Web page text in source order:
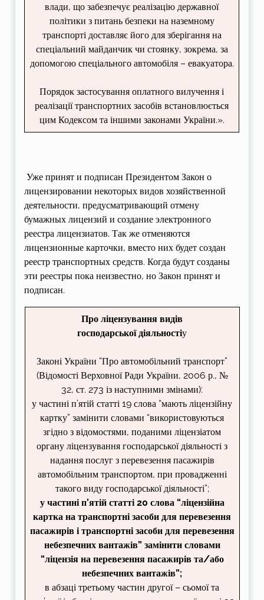
влади, що забезпечує реалізацію державної
політики з питань безпеки на наземному
транспорті доставляє його для зберігання на
спеціальний майданчик чи стоянку, зокрема, за
допомогою спеціального автомобіля – евакуатора.
Порядок застосування оплатного вилучення і
реалізації транспортних засобів встановлюється
цим Кодексом та іншими законами України.».
Уже принят и подписан Президентом Закон о
лицензировании некоторых видов хозяйственной
деятельности, предусматривающий отмену
бумажных лицензий и создание электронного
реестра лицензиатов. Так же отменяются
лицензионные карточки, вместо них будет создан
реестр транспортных средств. Когда будут созданы
эти реестры пока неизвестно, но Закон принят и
подписан.
Про ліцензування видів
господарської діяльностіу
Законі України “Про автомобільний транспорт”
(Відомості Верховної Ради України, 2006 р., №
32, ст. 273 із наступними змінами):
у частині п’ятій статті 19 слова “мають ліцензійну
картку” замінити словами “використовуються
згідно з відомостями, поданими ліцензіатом
органу ліцензування господарської діяльності з
надання послуг з перевезення пасажирів
автомобільним транспортом, при провадженні
такого виду господарської діяльності”;
у частині п’ятій статті 20 слова “ліцензійна
картка на транспортні засоби для перевезення
пасажирів і транспортні засоби для перевезення
небезпечних вантажів” замінити словами
“ліцензія на перевезення пасажирів та/або
небезпечних вантажів”;
в абзаці третьому частин другої – сьомої та